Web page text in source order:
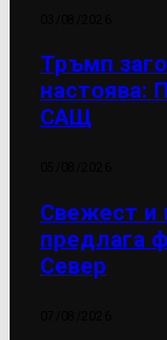
Тръмп
настоява:
САЩ
Свежест и
предлага
Север